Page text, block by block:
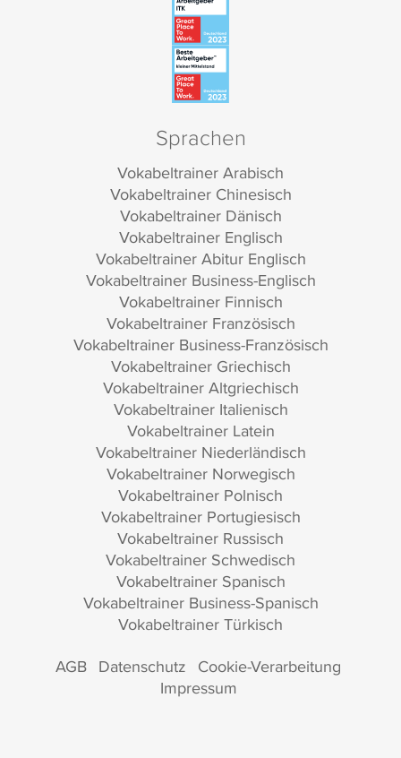
Sprachen
Vokabeltrainer Arabisch
Vokabeltrainer Chinesisch
Vokabeltrainer Dänisch
Vokabeltrainer Englisch
Vokabeltrainer Abitur Englisch
Vokabeltrainer Business-Englisch
Vokabeltrainer Finnisch
Vokabeltrainer Französisch
Vokabeltrainer Business-Französisch
Vokabeltrainer Griechisch
Vokabeltrainer Altgriechisch
Vokabeltrainer Italienisch
Vokabeltrainer Latein
Vokabeltrainer Niederländisch
Vokabeltrainer Norwegisch
Vokabeltrainer Polnisch
Vokabeltrainer Portugiesisch
Vokabeltrainer Russisch
Vokabeltrainer Schwedisch
Vokabeltrainer Spanisch
Vokabeltrainer Business-Spanisch
Vokabeltrainer Türkisch
AGB Datenschutz Cookie-Verarbeitung
Impressum